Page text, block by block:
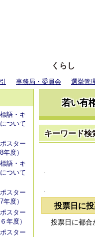
くらし
事務局・委員会 選挙管
語・キ
ついて
スター
度）
語・キ
ついて
スター
度）
スター
年度）
スター
若い有
キーワード検
投票日に
投票日に都合